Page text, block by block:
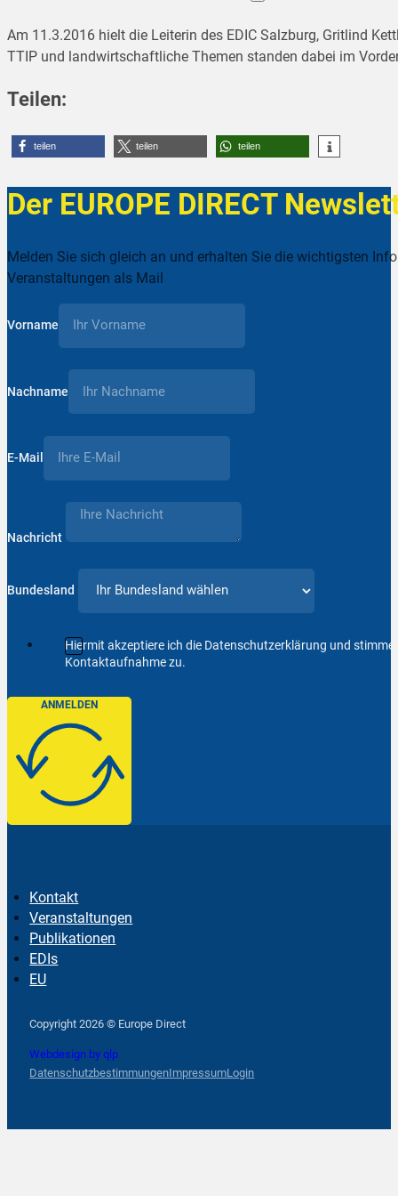
Am 11.3.2016 hielt die Leiterin des EDIC Salzburg, Gritlind
TTIP und landwirtschaftliche Themen standen dabei im
Teilen:
teilen teilen teilen
Der EUROPE DIRECT
Melden Sie sich gleich an und erhalten Sie die wichtigsten
Veranstaltungen als Mail
Vorname
Nachname
E-Mail
Nachricht
Bundesland
Hiermit akzeptiere ich die Datenschutzerklärung und
Kontaktaufnahme zu.
ANMELDEN
Kontakt
Veranstaltungen
Publikationen
EDIs
EU
Copyright 2026 © Europe Direct
Webdesign by qlp
DatenschutzbestimmungenImpressumLogin